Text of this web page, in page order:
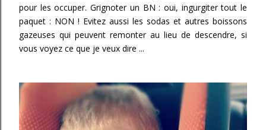
pour les occuper. Grignoter un BN : oui, ingurgiter tout le
paquet : NON ! Evitez aussi les sodas et autres boissons
gazeuses qui peuvent remonter au lieu de descendre, si
vous voyez ce que je veux dire ...